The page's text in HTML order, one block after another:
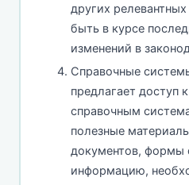
других
быть в курсе
изменений в
Справочные
предлагает доступ
справочным
полезные
документов, формы
информацию,